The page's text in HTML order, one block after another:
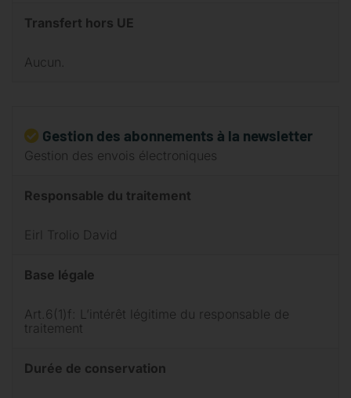
Transfert hors UE
Aucun.
Gestion des abonnements à la newsletter
Gestion des envois électroniques
Responsable du traitement
Eirl Trolio David
Base légale
Art.6(1)f: L’intérêt légitime du responsable de
traitement
Durée de conservation